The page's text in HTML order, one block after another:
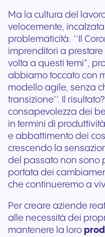
Ma la cultura del
velocemente,
problematicità. ‘‘Il
imprenditori a
volta a questi temi”,
abbiamo toccato con
modello agile, senza
transizione’’. Il
consapevolezza dei
in termini di
e abbattimento dei
crescendo la
del passato non sono
portata dei
che continueremo a
Per creare aziende
alle necessità dei
mantenere la loro